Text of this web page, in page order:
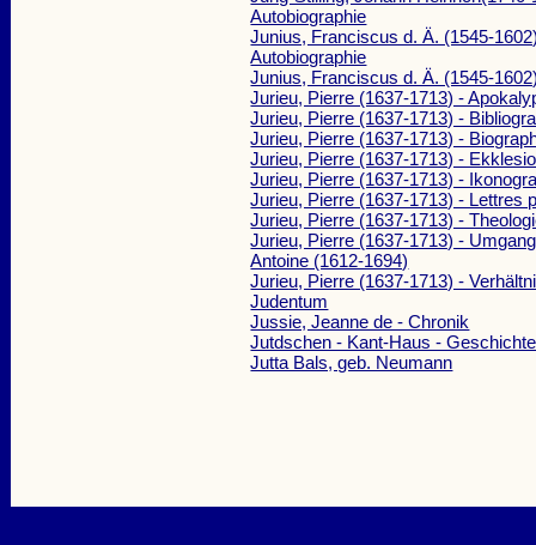
Autobiographie
Junius, Franciscus d. Ä. (1545-
Autobiographie
Junius, Franciscus d. Ä. (1545-
Jurieu, Pierre (1637-1713) -
Jurieu, Pierre (1637-1713) -
Jurieu, Pierre (1637-1713) -
Jurieu, Pierre (1637-1713) -
Jurieu, Pierre (1637-1713) -
Jurieu, Pierre (1637-1713) - Lettres
Jurieu, Pierre (1637-1713) -
Jurieu, Pierre (1637-1713) -
Antoine (1612-1694)
Jurieu, Pierre (1637-1713) -
Judentum
Jussie, Jeanne de - Chronik
Jutdschen - Kant-Haus - Geschichte
Jutta Bals, geb. Neumann